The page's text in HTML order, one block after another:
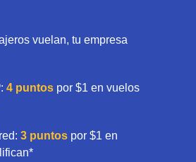
vuelan, tu empresa
: 4 puntos por $1 en vuelos
3 puntos por $1 en